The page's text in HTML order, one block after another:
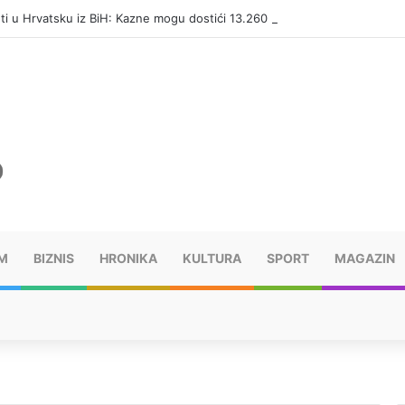
u Hrvatsku iz BiH: Kazne mogu dostići 13.260 evra
BIZNIS HRONIKA KULTURA SPORT MAGAZIN